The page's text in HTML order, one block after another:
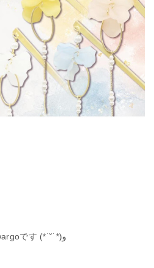
静岡PARCO4階かんざし屋wargoです (*˙˘˙*)و